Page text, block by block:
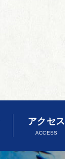
アクセス
ACCESS